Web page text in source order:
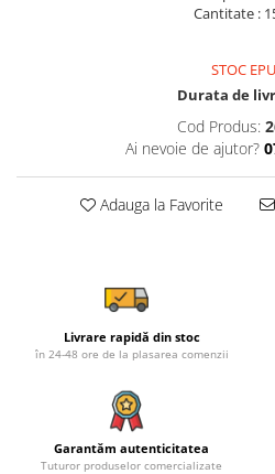
Cantitate :
STOC
Durata de
Cod Produs:
Ai nevoie de ajutor?
Adauga la Favorite
Livrare rapidă din stoc
în 24-48 ore de la plasarea comenzii
Garantăm autenticitatea
Tuturor produselor comercializate